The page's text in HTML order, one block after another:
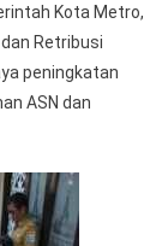
Kota Metro,
Retribusi
peningkatan
ASN dan